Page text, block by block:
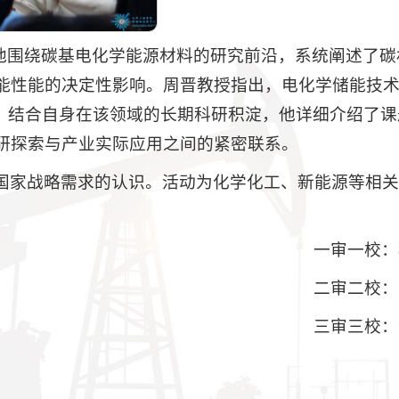
绕碳基电化学能源材料的研究前沿，系统阐述了
能的决定性影响。周晋教授指出，电化学储能技
合自身在该领域的长期科研积淀，他详细介绍了
索与产业实际应用之间的紧密联系。
战略需求的认识。活动为化学化工、新能源等相
一审一校
二审二校
三审三校